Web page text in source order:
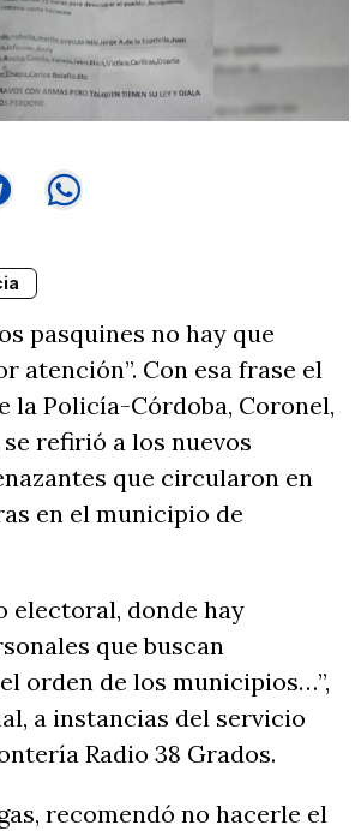
pasquines no hay que
atención”. Con esa frase el
la Policía-Córdoba, Coronel,
refirió a los nuevos
que circularon en
en el municipio de
electoral, donde hay
que buscan
orden de los municipios…”,
a instancias del servicio
Radio 38 Grados.
recomendó no hacerle el